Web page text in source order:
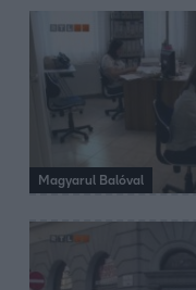
Magyarul Balóval